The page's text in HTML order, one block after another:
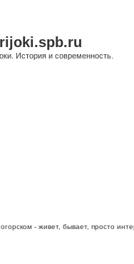
История и современность.
- живет, бывает, просто